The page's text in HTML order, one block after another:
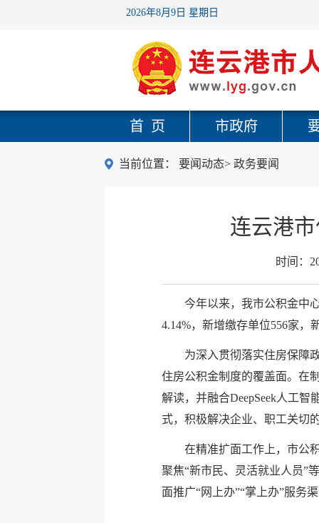
2026年8月9日 星期日
首 页 市政府
当前位置： 要闻动态> 政务要闻
连云港
时间：
今年以来，我市公积金中
4.14%，新增缴存单位556家，
为深入贯彻落实住房保障
住房公积金制度的覆盖面。在
解读，并融合DeepSeek人工
式，积极解决企业、职工关切
在精准扩面工作上，市公
聚焦“新市民、灵活就业人员”
面推广“网上办”“掌上办”服务